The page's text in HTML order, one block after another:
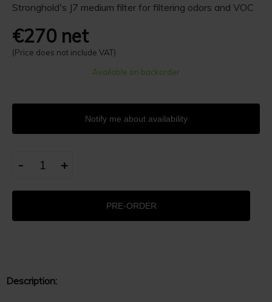
Stronghold's J7 medium filter for filtering odors and VOC
€270 net
(Price does not include VAT)
Available on backorder
Notify me about availability
PRE-ORDER
- +
Description: